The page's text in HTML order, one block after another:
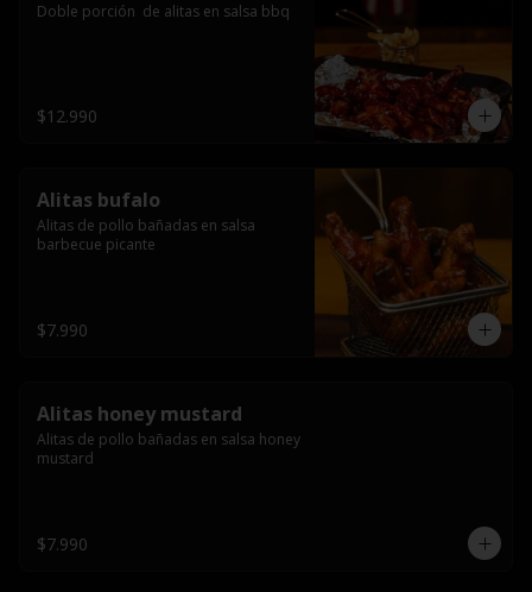
Doble porción  de alitas en salsa bbq
$12.990
Alitas bufalo
Alitas de pollo bañadas en salsa
barbecue picante
$7.990
Alitas honey mustard
Alitas de pollo bañadas en salsa honey
mustard
$7.990